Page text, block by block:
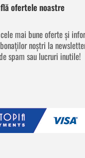
ofertele noastre
mai bune oferte și
noștri la
spam sau lucruri inutile!